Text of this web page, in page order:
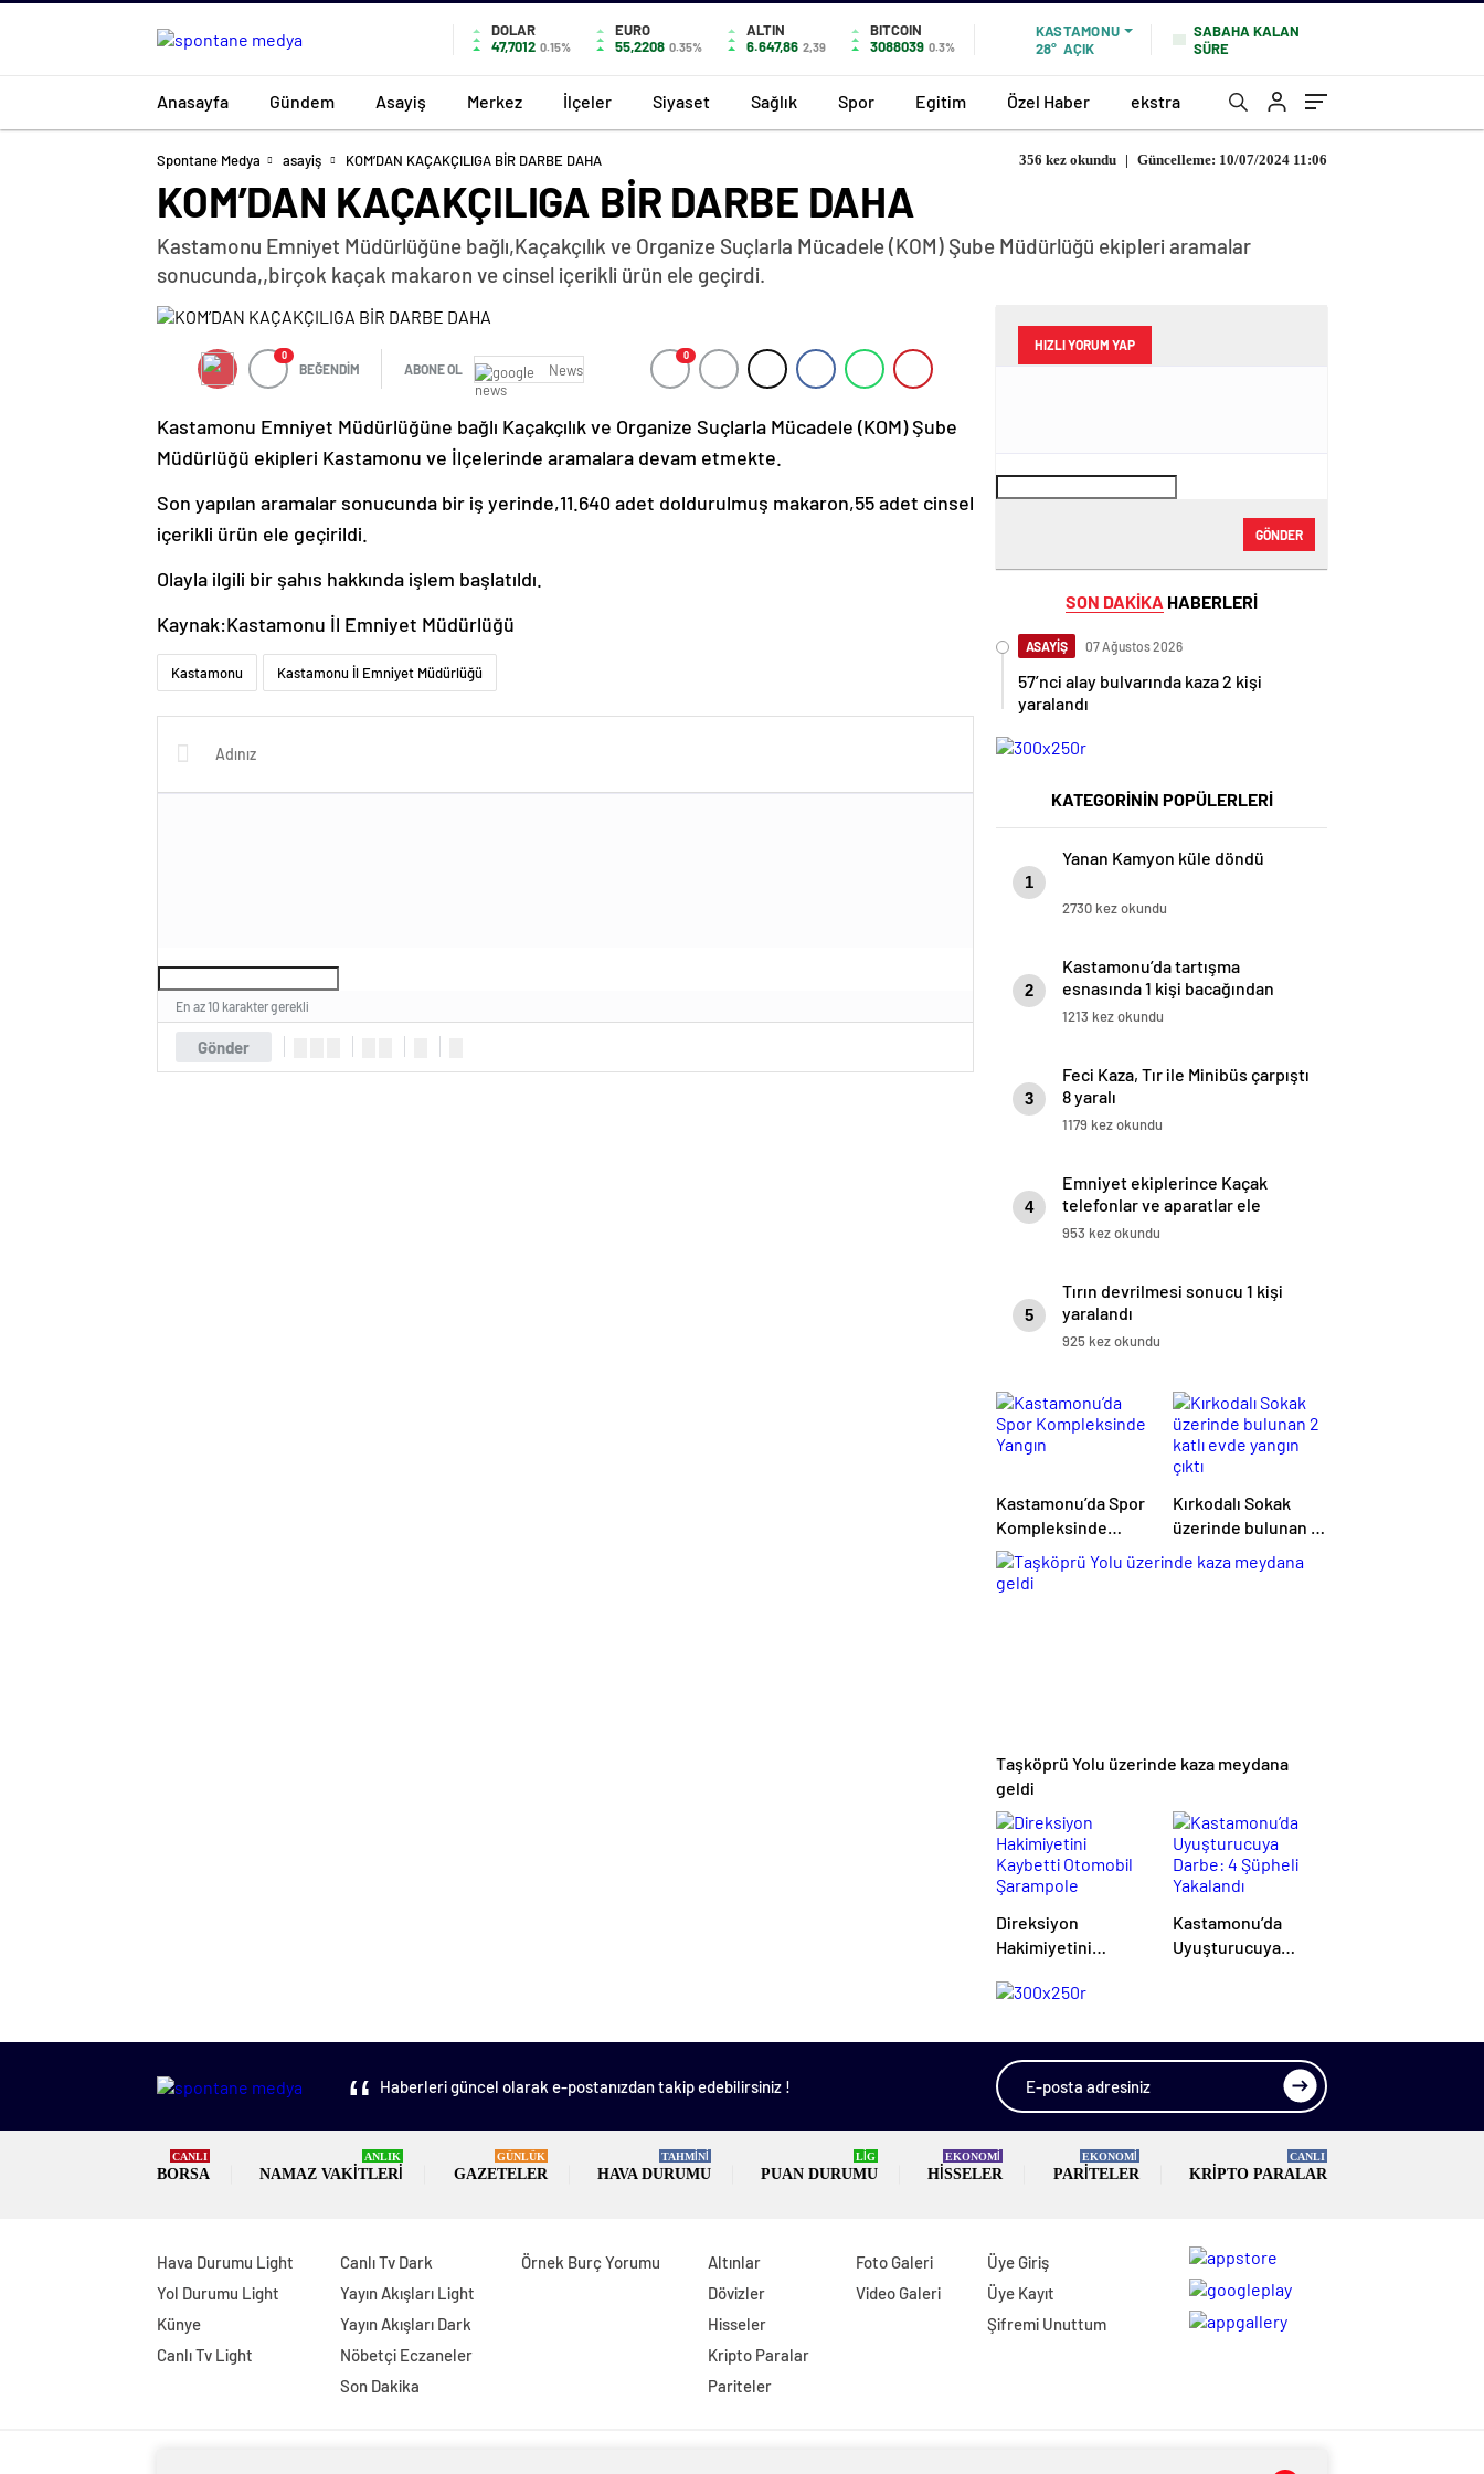
DOLAR
47,7012 0.15%
EURO
55,2208 0.35%
ALTIN
6.647,86 2,39
BITCOIN
3088039 0.3%
KASTAMONU
28° AÇIK
SABAHA KALAN
SÜRE
Anasayfa Gündem Asayiş Merkez İlçeler Siyaset Sağlık Spor Egitim Özel Haber ekstra
Spontane Medya asayiş KOM’DAN KAÇAKÇILIGA BİR DARBE DAHA 356 kez okundu | Güncelleme: 10/07/2024 11:06
KOM’DAN KAÇAKÇILIGA BİR DARBE DAHA
Kastamonu Emniyet Müdürlüğüne bağlı,Kaçakçılık ve Organize Suçlarla Mücadele (KOM) Şube Müdürlüğü ekipleri aramalar
sonucunda,,birçok kaçak makaron ve cinsel içerikli ürün ele geçirdi.
0
BEĞENDİM ABONE OL News
0
Kastamonu Emniyet Müdürlüğüne bağlı Kaçakçılık ve Organize Suçlarla Mücadele (KOM) Şube
Müdürlüğü ekipleri Kastamonu ve İlçelerinde aramalara devam etmekte.
Son yapılan aramalar sonucunda bir iş yerinde,11.640 adet doldurulmuş makaron,55 adet cinsel
içerikli ürün ele geçirildi.
Olayla ilgili bir şahıs hakkında işlem başlatıldı.
Kaynak:Kastamonu İl Emniyet Müdürlüğü
Kastamonu Kastamonu İl Emniyet Müdürlüğü
Gönder
En az 10 karakter gerekli
HIZLI YORUM YAP
GÖNDER
SON DAKİKA HABERLERİ
ASAYİŞ 07 Ağustos 2026
57’nci alay bulvarında kaza 2 kişi
yaralandı
KATEGORİNİN POPÜLERLERİ
1
Yanan Kamyon küle döndü
2730 kez okundu
2
Kastamonu’da tartışma
esnasında 1 kişi bacağından
vuruldu
1213 kez okundu
3
Feci Kaza, Tır ile Minibüs çarpıştı
8 yaralı
1179 kez okundu
4
Emniyet ekiplerince Kaçak
telefonlar ve aparatlar ele
geçirildi
953 kez okundu
5
Tırın devrilmesi sonucu 1 kişi
yaralandı
925 kez okundu
Kastamonu’da Spor
Kompleksinde
Yangın
Kırkodalı Sokak
üzerinde bulunan 2
katlı evde yangın
çıktı
Taşköprü Yolu üzerinde kaza meydana
geldi
Direksiyon
Hakimiyetini
Şarampole
Kastamonu’da
Uyuşturucuya
Haberleri güncel olarak e-postanızdan takip edebilirsiniz !
BORSA
CANLI
NAMAZ VAKITLERI
ANLIK
GAZETELER
GÜNLÜK
HAVA DURUMU
TAHMİNİ
PUAN DURUMU
LİG
HISSELER
EKONOMİ
PARITELER
EKONOMİ
KRIPTO PARALAR
CANLI
Hava Durumu Light
Yol Durumu Light
Künye
Canlı Tv Light
Canlı Tv Dark
Yayın Akışları Light
Yayın Akışları Dark
Nöbetçi Eczaneler
Son Dakika
Örnek Burç Yorumu
Altınlar
Dövizler
Hisseler
Kripto Paralar
Pariteler
Foto Galeri
Video Galeri
Üye Giriş
Üye Kayıt
Şifremi Unuttum